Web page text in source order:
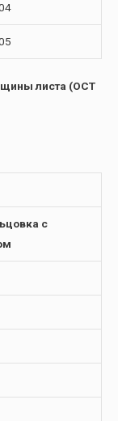
листа (ОСТ
с